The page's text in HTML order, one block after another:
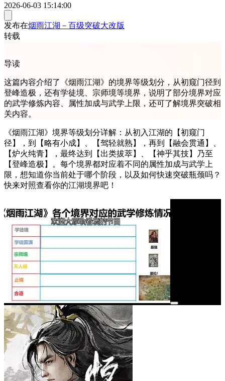
2026-06-03 15:14:00
发布在烟雨江湖－百级突破大改版
转载
导读
这篇内容介绍了《烟雨江湖》的境界等级划分，从初窥门径到
登峰造极，还有学徒境、宗师境等境界，说明了部分境界对应
的武学修炼内容、属性加成与武学上限，还可了解境界突破相
关内容。
《烟雨江湖》境界等级划分详解：从初入江湖的【初窥门
径】，到【略有小成】、【驾轻就熟】，再到【融会贯通】、
【炉火纯青】，最终达到【出类拔萃】、【神乎其技】乃至
【登峰造极】。每个境界都对应着不同的属性加成与武学上
限，想知道你当前处于哪个阶段，以及如何快速突破瓶颈吗？
快来对照查看你的江湖境界吧！